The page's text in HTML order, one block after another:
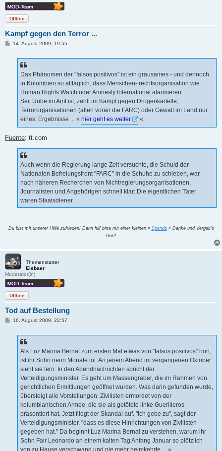
Offline
Kampf gegen den Terror ...
B14. August 2009, 19:55
Das Phänomen der "falsos positivos" ist ein grausames - und dennoch
in Kolumbien so alltäglich, dass Menschen- rechtsorganisation wie
Human Rights Watch oder Amnesty International alarmieren.
Seit Uribe im Amt ist, zählt im Kampf gegen Drogenkartelle,
Terrororganisationen (allen voran die FARC) oder Gewalt im Land nur
eines: Ergebnisse ... » hier geht es weiter «
Fuente: tt.com
Auch wenn die Regierung lange Zeit versuchte, die Schuld der
Nationalen Befreiungsfront "FARC" in die Schuhe zu schieben, war
nach näheren Recherchen von Nichtregierungsorganisationen,
Journalisten und Angehörigen schnell klar: Die eigentlichen Täter
waren Staatsdiener.
Du bist mit unserer Hilfe zufrieden! Dann hilf bitte mit einer kleinen » Spende« Danke und Vergelt's
Gott!
Themenstarter
Eisbaer
Moderator(in)
Offline
Tod auf Bestellung
B16. August 2009, 22:57
Als Luz Marina Bernal zum ersten Mal etwas von "falsos positivos" hört,
ist ihr Sohn neun Monate tot. An jenem Abend im vergangenen Oktober
sieht sie fern. In den Abendnachrichten spricht der
Verteidigungsminister. Es geht um Massengräber, die im Rahmen von
gerichtlichen Ermittlungen geöffnet wurden. Was darin gefunden wurde,
übersteigt alle Vorstellungen: Zivilisten ermordet von der
kolumbianischen Armee, die sie als getötete linke Guerilleros
präsentiert hat. Jetzt fliegt der Skandal auf. "Ich gebe zu", sagt der
Verteidigungsminister, "dass es diese Hinrichtungen von Zivilisten
gegeben hat." Da beginnt Luz Marina Bernal zu verstehen, warum ihr
Sohn Fair Leonardo an einem kalten Tag Anfang Januar so plötzlich